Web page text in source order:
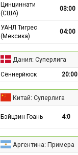
Цинциннати
(США)
03:00
УАНЛ Тигрес
(Мексика)
04:00
Дания: Суперлига
Сённерйюск 20:00
Китай: Суперлига
Бэйцзин Гоань 4:0
Аргентина: Примера